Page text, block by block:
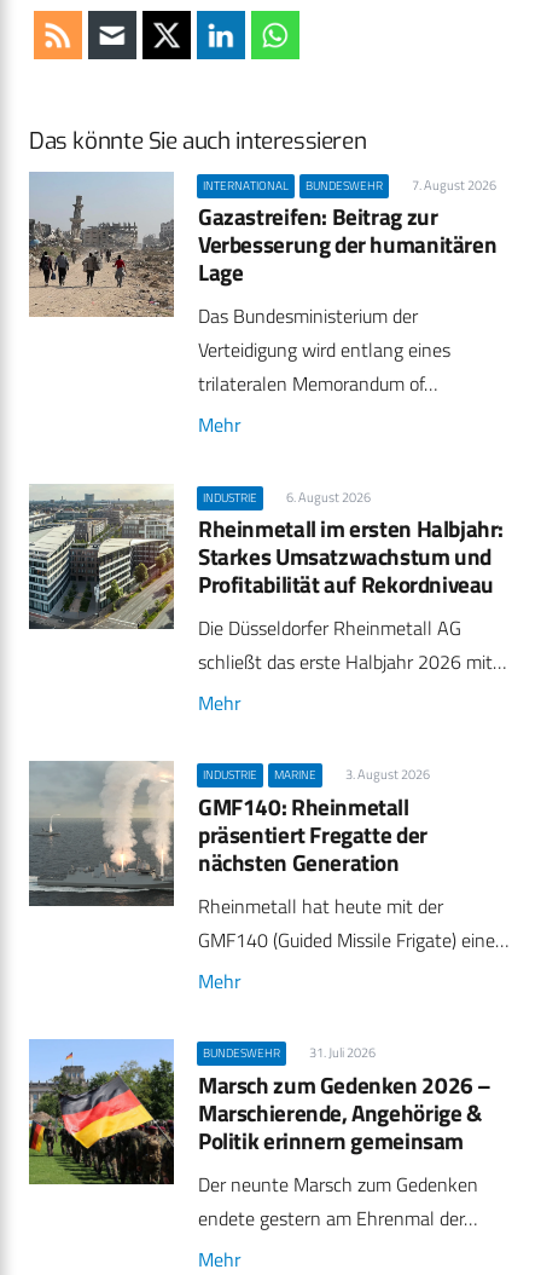
Das könnte Sie auch interessieren
INTERNATIONAL BUNDESWEHR 7. August 2026
Gazastreifen: Beitrag zur
Verbesserung der humanitären
Lage
Das Bundesministerium der
Verteidigung wird entlang eines
trilateralen Memorandum of…
Mehr
INDUSTRIE 6. August 2026
Rheinmetall im ersten Halbjahr:
Starkes Umsatzwachstum und
Profitabilität auf Rekordniveau
Die Düsseldorfer Rheinmetall AG
schließt das erste Halbjahr 2026 mit…
Mehr
INDUSTRIE MARINE 3. August 2026
GMF140: Rheinmetall
präsentiert Fregatte der
nächsten Generation
Rheinmetall hat heute mit der
GMF140 (Guided Missile Frigate) eine…
Mehr
BUNDESWEHR 31. Juli 2026
Marsch zum Gedenken 2026 –
Marschierende, Angehörige &
Politik erinnern gemeinsam
Der neunte Marsch zum Gedenken
endete gestern am Ehrenmal der…
Mehr